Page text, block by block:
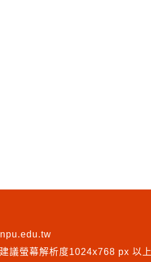
建議螢幕解析度1024x768 px 以上